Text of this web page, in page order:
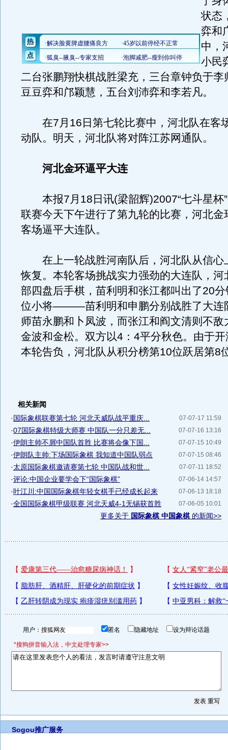
状态
弈和
中，
小民
二台张鹏翔快棋战胜梁充，三台章钟负于李
豆豆弈和邝颖慧，五台刘沛弈和李若凡。
在7月16日第七轮比赛中，河北队在客
动队。明天，河北队将对阵江苏网通队。
河北金环逼平大连
本报7月18日讯(梁韶辉)2007“七斗星杯
联赛今天下午进行了第九轮的比赛，河北金
客场逼平大连队。
在上一轮战胜河南队后，河北队从信心
恢复。本轮客场挑战实力强劲的大连队，河
部四盘后手棋，苗利明和张江都叫出了20
位小将———苗利明和申鹏分别战胜了大连
师苗永鹏和卜凤波，而张江和阎文清则不敌
金波和金松。双方以4：4平分秋色。由于
本轮告负，河北队从积分榜第10位跃居第8
相关新闻
07-07-17 11:59
·国际象棋联赛第七轮 河北天威队战平重庆...
07-07-16 13:16
·07国际象棋特级大师赛 中国队一分只差无...
07-07-15 10:49
·伊朗主帅不屑中国队首胜 比赛将会像下国...
07-07-15 08:46
·伊朗队主帅:下场国际象棋 我知道中国队弱点
07-07-11 18:52
·太原国际象棋邀请赛第七轮 中国队战和世...
07-06-14 14:57
·评论:中国企业要学会下“国际象棋”
07-06-13 18:18
·叶江川:中国国际象棋年轻女棋手已经成长起来
07-06-05 10:01
·全国国际象棋甲级联赛 河北天威4-1无锡获首胜
更多关于 国际象棋 中国象棋的新闻>>
用户： 匿名 隐藏地址 设为辩论话题
*搜狗拼音输入法，中文处理专家>>
Sogou推广服务